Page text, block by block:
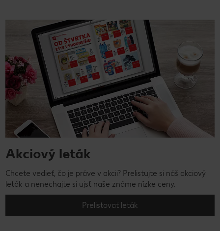
Akciový leták
Chcete vedieť, čo je práve v akcii? Prelistujte si náš akciový
leták a nenechajte si ujsť naše známe nízke ceny.
Prelistovať leták